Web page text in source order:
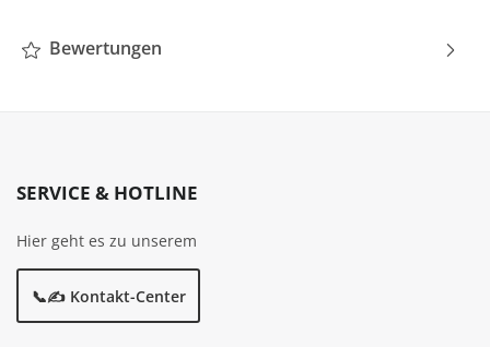
Bewertungen
SERVICE & HOTLINE
Hier geht es zu unserem
📞✍️ Kontakt-Center